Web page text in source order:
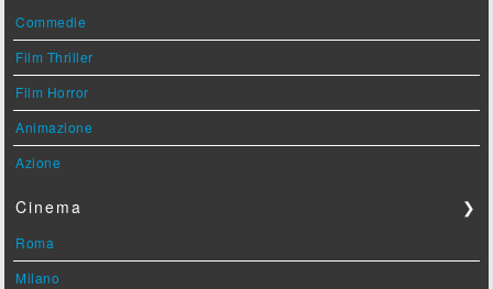
Commedie
Film Thriller
Film Horror
Animazione
Azione
Cinema ❯
Roma
Milano